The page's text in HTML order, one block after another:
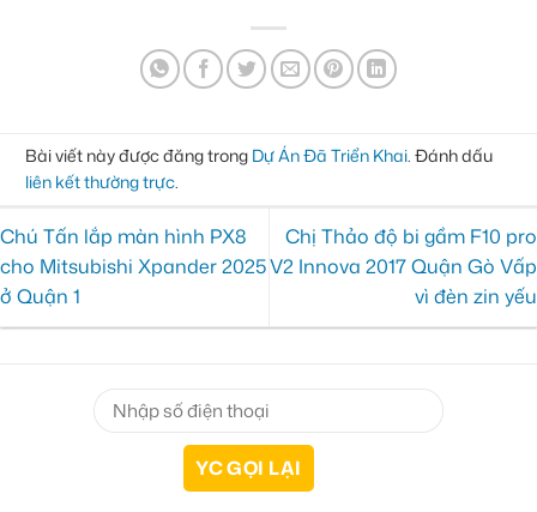
Bài viết này được đăng trong Dự Án Đã Triển Khai . Đánh dấu
liên kết thường trực
Chú Tấn lắp màn hình PX8
cho Mitsubishi Xpander 2025
ở Quận 1
Chị Thảo độ bi gầm F10 pro
V2 Innova 2017 Quận Gò Vấp
vì đèn zin yếu